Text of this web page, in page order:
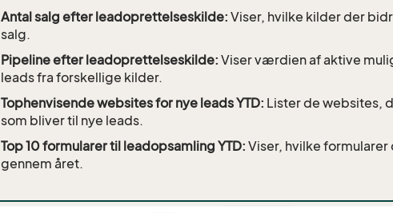
Antal salg efter leadoprettelseskilde: Viser, hvilke kilder der
salg.
Pipeline efter leadoprettelseskilde: Viser værdien af aktive
leads fra forskellige kilder.
Tophenvisende websites for nye leads YTD: Lister de websites,
som bliver til nye leads.
Top 10 formularer til leadopsamling YTD: Viser, hvilke
gennem året.